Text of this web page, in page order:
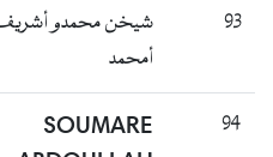
93
شيخن محمدو أشريف
أمحمد
94
SOUMARE